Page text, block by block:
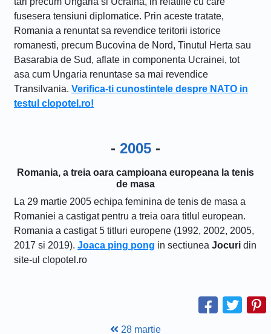
fusesera tensiuni diplomatice. Prin aceste tratate,
Romania a renuntat sa revendice teritorii istorice
romanesti, precum Bucovina de Nord, Tinutul Herta sau
Basarabia de Sud, aflate in componenta Ucrainei, tot
asa cum Ungaria renuntase sa mai revendice
Transilvania. Verifica-ti cunostintele despre NATO in
testul clopotel.ro!
- 2005 -
Romania, a treia oara campioana europeana la tenis
de masa
La 29 martie 2005 echipa feminina de tenis de masa a
Romaniei a castigat pentru a treia oara titlul european.
Romania a castigat 5 titluri europene (1992, 2002, 2005,
2017 si 2019). Joaca ping pong in sectiunea Jocuri din
site-ul clopotel.ro
28 martie